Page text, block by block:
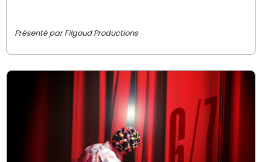
Présenté par Filgoud Productions